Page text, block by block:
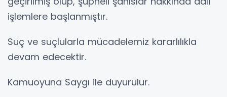
işlemlere başlanmıştır.
Suç ve suçlularla mücadelemiz kararlılıkla
devam edecektir.
Kamuoyuna Saygı ile duyurulur.